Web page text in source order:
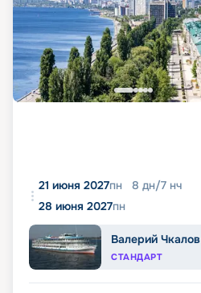
21 июня 2027пн 8 дн/7 нч
28 июня 2027пн
Валерий Чкалов
СТАНДАРТ